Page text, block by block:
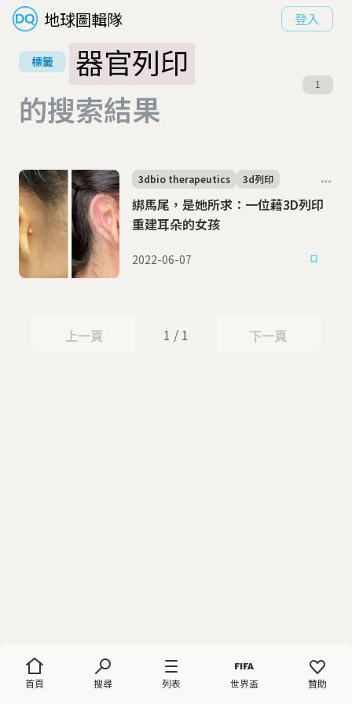
地球圖輯隊 登入
首頁 搜尋 列表 世界盃 贊助
標籤
器官列印
的搜索結果
1
綁馬尾，是她所求：一位藉3D列印
重建耳朵的女孩
3dbio therapeutics 3d列印
2022-06-07
上一頁
上一頁 1 / 1 下一頁
下一頁